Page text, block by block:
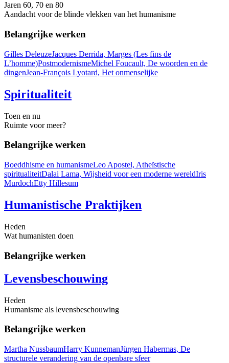
Jaren 60, 70 en 80
Aandacht voor de blinde vlekken van het humanisme
Belangrijke werken
Gilles DeleuzeJacques Derrida, Marges (Les fins de
L’homme)PostmodernismeMichel Foucault, De woorden en de
dingenJean-François Lyotard, Het onmenselijke
Spiritualiteit
Toen en nu
Ruimte voor meer?
Belangrijke werken
Boeddhisme en humanismeLeo Apostel, Atheïstische
spiritualiteitDalai Lama, Wijsheid voor een moderne wereldIris
MurdochEtty Hillesum
Humanistische Praktijken
Heden
Wat humanisten doen
Belangrijke werken
Levensbeschouwing
Heden
Humanisme als levensbeschouwing
Belangrijke werken
Martha NussbaumHarry KunnemanJürgen Habermas, De
structurele verandering van de openbare sfeer